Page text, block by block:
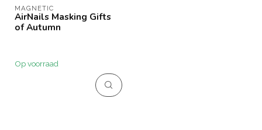
MAGNETIC
AirNails Masking Gifts
of Autumn
Op voorraad